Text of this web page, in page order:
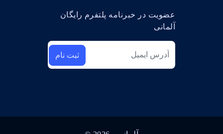
عضویت در خبرنامه پلتفرم رایگان
آلمانی
ثبت نام